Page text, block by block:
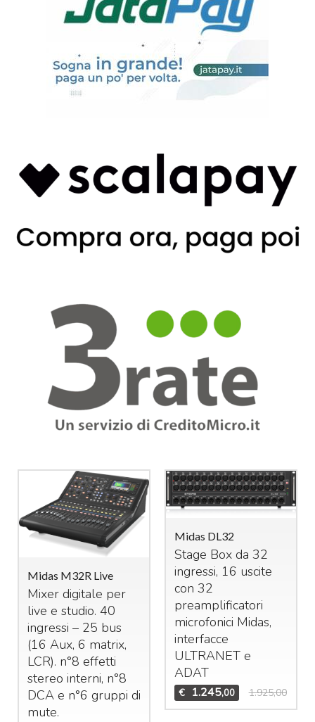
Midas M32R Live
Mixer digitale per
live e studio. 40
ingressi – 25 bus
(16 Aux, 6 matrix,
LCR). n°8 effetti
stereo interni, n°8
DCAe n°6 gruppi di
mute.
Midas DL32
Stage Box da 32
ingressi, 16 uscite
con 32
preamplificatori
microfonici Midas,
interfacce
ULTRANETe
ADAT
€ 1.245,00 1.925,00